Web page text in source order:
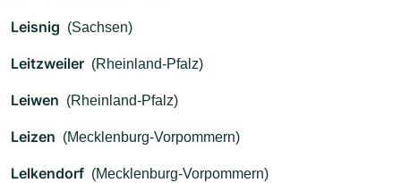
Leisnig (Sachsen)
Leitzweiler (Rheinland-Pfalz)
Leiwen (Rheinland-Pfalz)
Leizen (Mecklenburg-Vorpommern)
Lelkendorf (Mecklenburg-Vorpommern)